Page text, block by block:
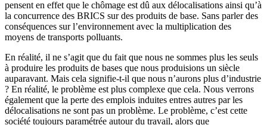
pensent en effet que le chômage est dû aux délocalisations ainsi qu’à
la concurrence des BRICS sur des produits de base. Sans parler des
conséquences sur l’environnement avec la multiplication des
moyens de transports polluants.
En réalité, il ne s’agit que du fait que nous ne sommes plus les seuls
à produire les produits de bases que nous produisions un siècle
auparavant. Mais cela signifie-t-il que nous n’aurons plus d’industrie
? En réalité, le problème est plus complexe que cela. Nous verrons
également que la perte des emplois induites entres autres par les
délocalisations ne sont pas un problème. Le problème, c’est cette
société toujours paramétrée autour du travail, alors que